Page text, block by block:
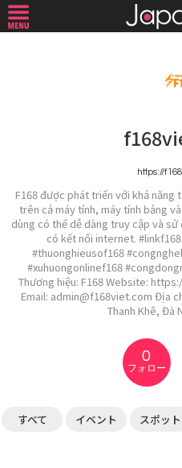
https://
F168 được phát triển với khả
trên cả máy tính, máy tính bảng
dùng có thể dễ dàng truy cập và
có kết nối internet.
#thuonghieusof168
#xuhuongonlinef168
Thương hiệu: F168 Website:
Email: admin@f168viet.com Địa
Thanh Khê, Đà
0
フォロー
すべて イベント スポット